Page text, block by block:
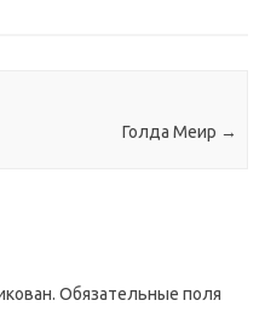
Голда Меир →
Обязательные поля